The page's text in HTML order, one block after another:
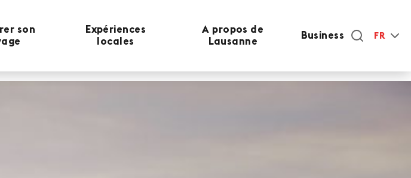
son
Expériences
locales
A propos de
Lausanne
Business FR